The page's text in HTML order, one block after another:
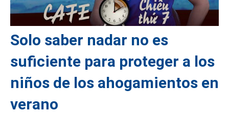
Solo saber nadar no es
suficiente para proteger a los
niños de los ahogamientos en
verano